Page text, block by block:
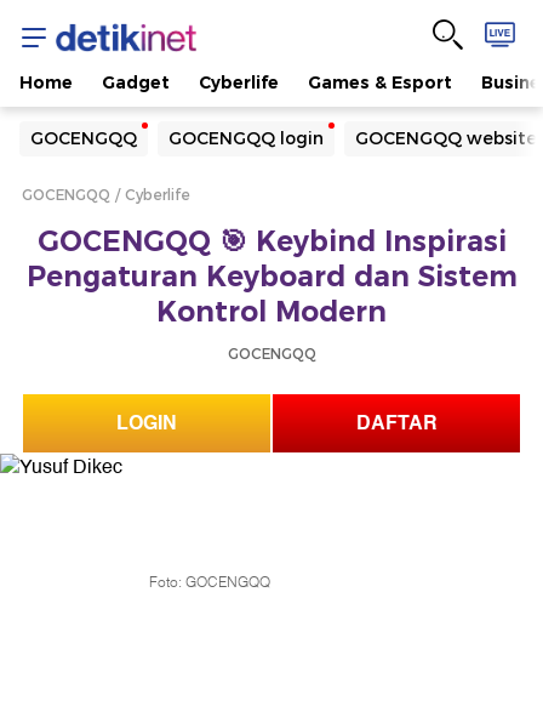
Home Gadget Cyberlife Games & Esport
GOCENGQQ GOCENGQQ login GOCENGQQ website
Yang sedang ramai dicari
Loading...
Loading...
GOCENGQQ Cyberlife
GOCENGQQ 🎯 Keybind Inspirasi
Pengaturan Keyboard dan Sistem
Kontrol Modern
GOCENGQQ
LOGIN DAFTAR
Foto: GOCENGQQ